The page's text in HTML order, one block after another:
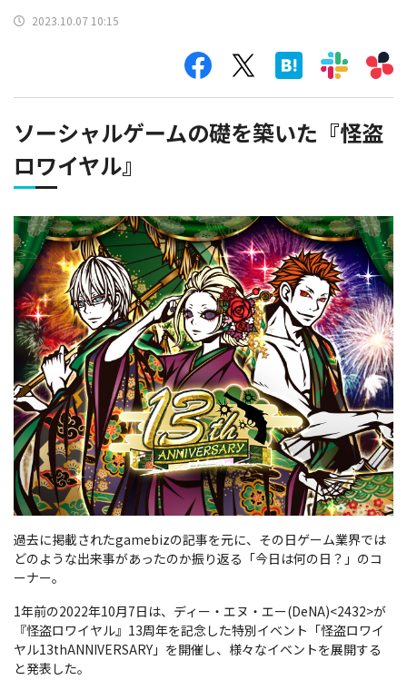
2023.10.07 10:15
ソーシャルゲームの礎を築いた『怪盗
ロワイヤル』
過去に掲載されたgamebizの記事を元に、その日ゲーム業界では
どのような出来事があったのか振り返る「今日は何の日？」のコ
ーナー。
1年前の2022年10月7日は、ディー・エヌ・エー(DeNA)<2432>が
『怪盗ロワイヤル』13周年を記念した特別イベント「怪盗ロワイ
ヤル13thANNIVERSARY」を開催し、様々なイベントを展開する
と発表した。